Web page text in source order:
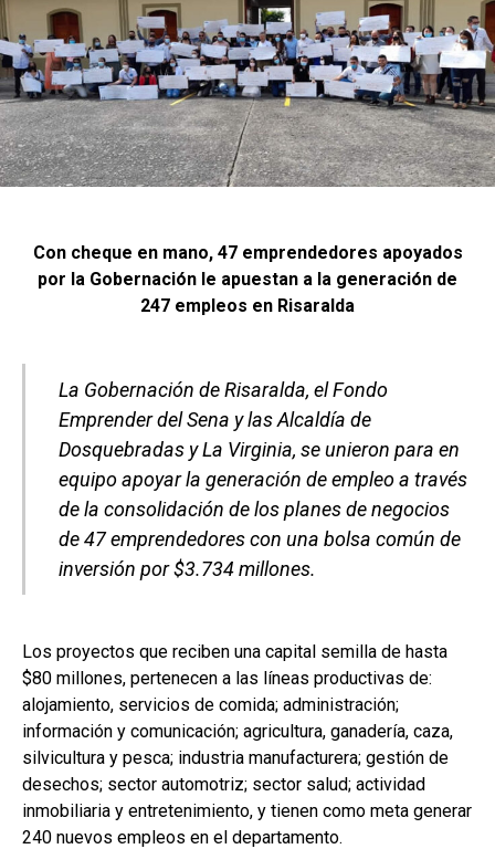
Con cheque en mano, 47 emprendedores apoyados
por la Gobernación le apuestan a la generación de
247 empleos en Risaralda
La Gobernación de Risaralda, el Fondo
Emprender del Sena y las Alcaldía de
Dosquebradas y La Virginia, se unieron para en
equipo apoyar la generación de empleo a través
de la consolidación de los planes de negocios
de 47 emprendedores con una bolsa común de
inversión por $3.734 millones.
Los proyectos que reciben una capital semilla de hasta
$80 millones, pertenecen a las líneas productivas de:
alojamiento, servicios de comida; administración;
información y comunicación; agricultura, ganadería, caza,
silvicultura y pesca; industria manufacturera; gestión de
desechos; sector automotriz; sector salud; actividad
inmobiliaria y entretenimiento, y tienen como meta generar
240 nuevos empleos en el departamento.